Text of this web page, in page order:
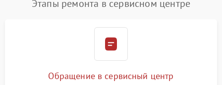
Этапы ремонта в сервисном центре
Обращение в сервисный центр